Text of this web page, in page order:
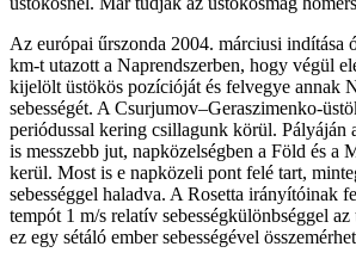
Az európai űrszonda 2004. márciusi indítása
km-t utazott a Naprendszerben, hogy végül
kijelölt üstökös pozícióját és felvegye annak
sebességét. A Csurjumov–Geraszimenko-
periódussal kering csillagunk körül. Pályáján
is messzebb jut, napközelségben a Föld és a
kerül. Most is e napközeli pont felé tart,
sebességgel haladva. A Rosetta irányítóinak
tempót 1 m/s relatív sebességkülönbséggel
ez egy sétáló ember sebességével